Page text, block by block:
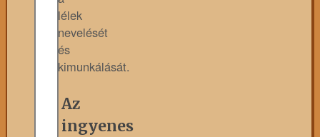
lélek
nevelését
és
kimunkálását.
Az
ingyenes